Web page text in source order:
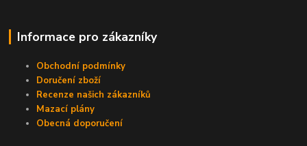
Informace pro zákazníky
Obchodní podmínky
Doručení zboží
Recenze našich zákazníků
Mazací plány
Obecná doporučení